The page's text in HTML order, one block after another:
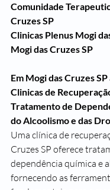
Comunidade
Cruzes SP
Clinicas Plenus Mogi
Mogi das Cruzes SP
Em Mogi das Cruzes
Clinicas de
Tratamento de
do Alcoolismo e das
Uma clínica de
Cruzes SP oferece
dependência química e
fornecendo as